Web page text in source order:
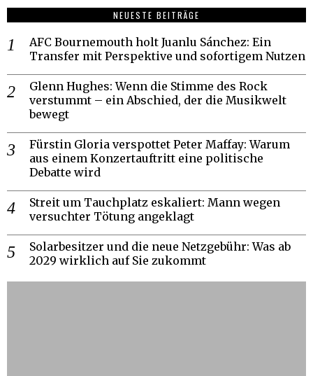
NEUESTE BEITRÄGE
AFC Bournemouth holt Juanlu Sánchez: Ein
Transfer mit Perspektive und sofortigem Nutzen
Glenn Hughes: Wenn die Stimme des Rock
verstummt – ein Abschied, der die Musikwelt
bewegt
Fürstin Gloria verspottet Peter Maffay: Warum
aus einem Konzertauftritt eine politische
Debatte wird
Streit um Tauchplatz eskaliert: Mann wegen
versuchter Tötung angeklagt
Solarbesitzer und die neue Netzgebühr: Was ab
2029 wirklich auf Sie zukommt